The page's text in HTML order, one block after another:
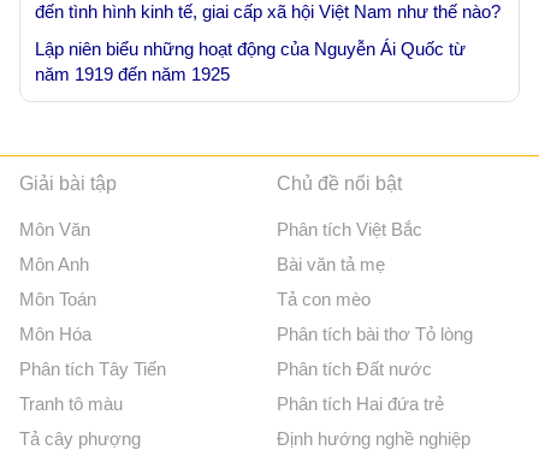
đến tình hình kinh tế, giai cấp xã hội Việt Nam như thế nào?
Lập niên biểu những hoạt động của Nguyễn Ái Quốc từ
năm 1919 đến năm 1925
Giải bài tập
Môn Văn
Môn Anh
Môn Toán
Môn Hóa
Phân tích Tây Tiến
Tranh tô màu
Tả cây phượng
Chủ đề nổi bật
Phân tích Việt Bắc
Bài văn tả mẹ
Tả con mèo
Phân tích bài thơ Tỏ lòng
Phân tích Đất nước
Phân tích Hai đứa trẻ
Định hướng nghề nghiệp